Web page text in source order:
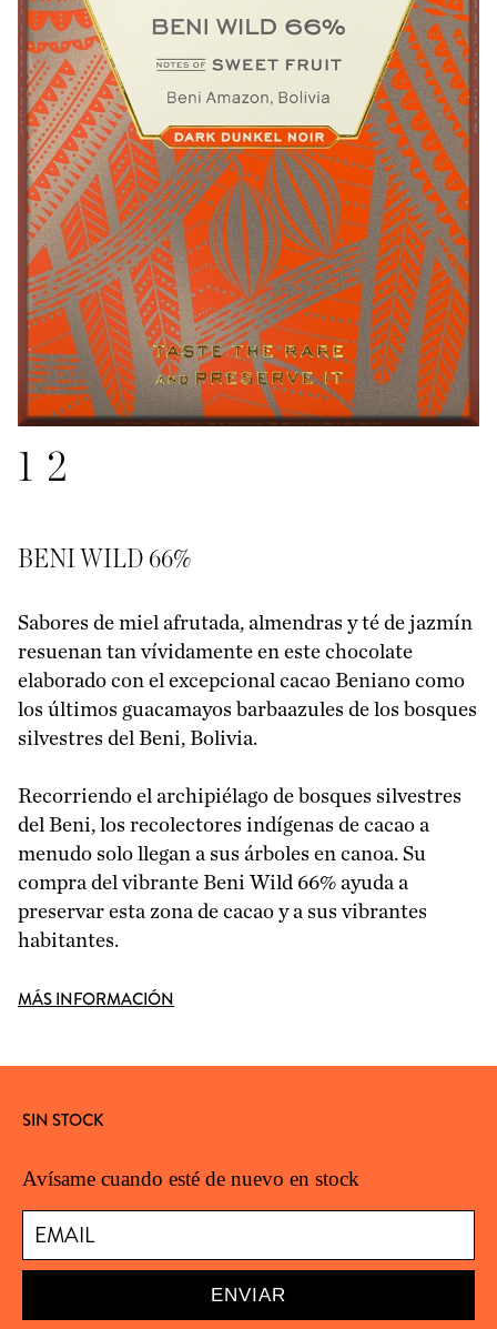
1 2
BENI WILD 66%
Sabores de miel afrutada, almendras y té de jazmín
resuenan tan vívidamente en este chocolate
elaborado con el excepcional cacao Beniano como
los últimos guacamayos barbaazules de los bosques
silvestres del Beni, Bolivia.
Recorriendo el archipiélago de bosques silvestres
del Beni, los recolectores indígenas de cacao a
menudo solo llegan a sus árboles en canoa. Su
compra del vibrante Beni Wild 66% ayuda a
preservar esta zona de cacao y a sus vibrantes
habitantes.
MÁS INFORMACIÓN
SIN STOCK
Avísame cuando esté de nuevo en stock